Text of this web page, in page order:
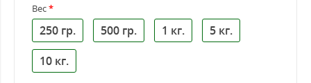
Вес
250 гр. 500 гр. 1 кг.
5 кг.
10 кг.